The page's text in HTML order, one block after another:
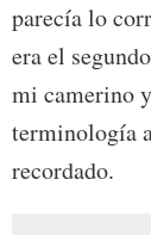
parecía lo
era el
mi camerino
terminología
recordado.